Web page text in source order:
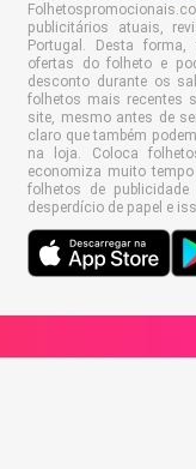
publicitários atuais,
Portugal. Desta
ofertas do folheto e
desconto durante os
folhetos mais recentes
site, mesmo antes de
claro que também
na loja. Coloca
economiza muito
folhetos de
desperdício de papel e